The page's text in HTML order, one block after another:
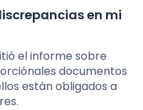
en mi
el informe sobre
documentos
están obligados a